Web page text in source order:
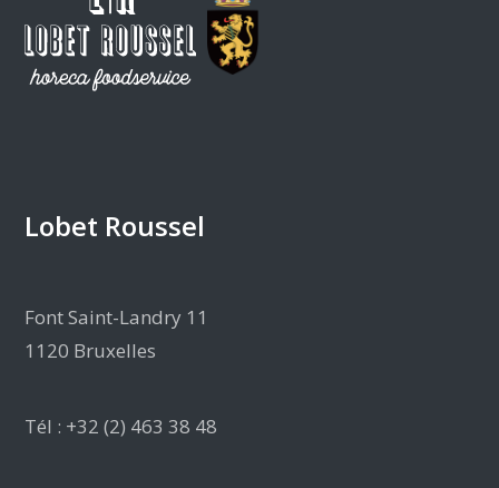
Lobet Roussel
Font Saint-Landry 11
1120 Bruxelles
Tél : +32 (2) 463 38 48